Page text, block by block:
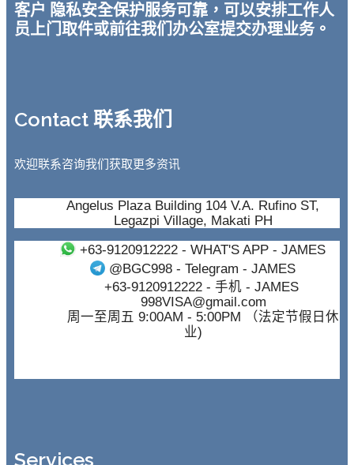
客户 隐私安全保护服务可靠，可以安排工作人
员上门取件或前往我们办公室提交办理业务。
Contact 联系我们
欢迎联系咨询我们获取更多资讯
Angelus Plaza Building 104 V.A. Rufino ST,
Legazpi Village, Makati PH
+63-9120912222- WHAT'S APP - JAMES
@BGC998 - Telegram - JAMES
+63-9120912222- 手机 - JAMES
998VISA@gmail.com
周一至周五 9:00AM - 5:00PM （法定节假日休
业)
Services